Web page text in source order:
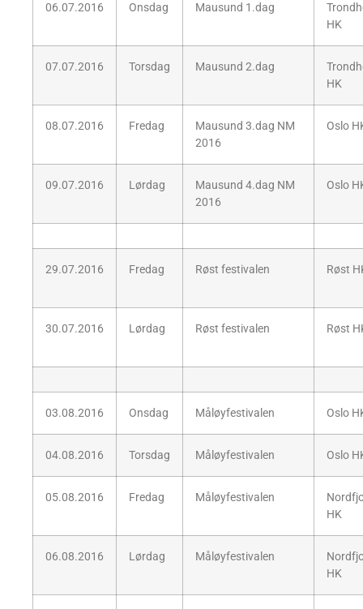
06.07.2016 Onsdag Mausund 1.dag
HK
07.07.2016 Torsdag Mausund 2.dag
HK
08.07.2016 Fredag
Mausund 3.dag NM
2016
Oslo
09.07.2016 Lørdag
Mausund 4.dag NM
2016
Oslo
29.07.2016 Fredag Røst festivalen Røst
30.07.2016 Lørdag Røst festivalen Røst
03.08.2016 Onsdag Måløyfestivalen Oslo
04.08.2016 Torsdag Måløyfestivalen Oslo
05.08.2016 Fredag Måløyfestivalen
HK
06.08.2016 Lørdag Måløyfestivalen
HK